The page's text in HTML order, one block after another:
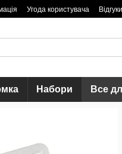
Угода користувача
Набори Все